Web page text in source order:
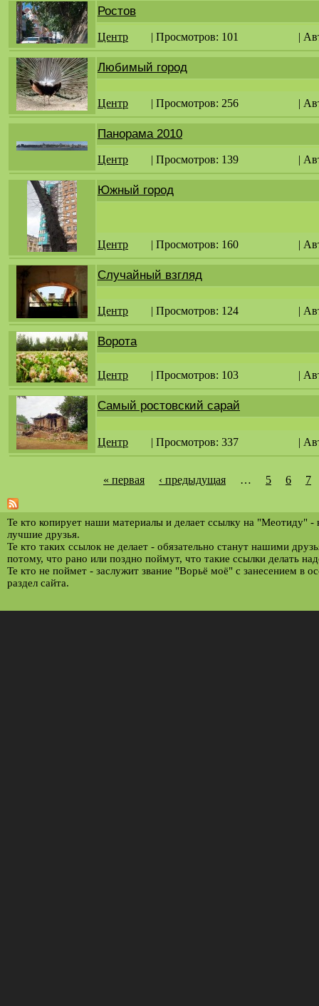
Ростов
Центр | Просмотров: 101 |
Любимый город
Центр | Просмотров: 256 |
Панорама 2010
Центр | Просмотров: 139 |
Южный город
Центр | Просмотров: 160 |
Случайный взгляд
Центр | Просмотров: 124 |
Ворота
Центр | Просмотров: 103 |
Самый ростовский сарай
Центр | Просмотров: 337 |
т
р
а
н
и
« первая ‹ предыдущая … 5 6 7
Те кто копирует наши материалы и делает ссылку на "Меотиду" -
лучшие друзья.
Те кто таких ссылок не делает - обязательно станут нашими
потому, что рано или поздно поймут, что такие ссылки делать
Те кто не поймет - заслужит звание "Ворьё моё" с занесением в
раздел сайта.